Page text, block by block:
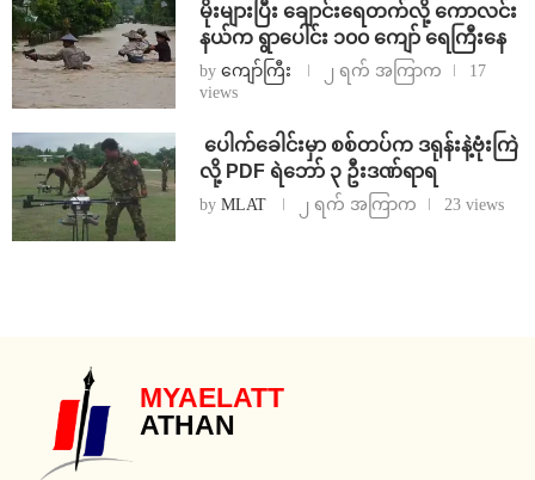
⁨မိုးများပြီး ချောင်းရေတက်လို့ ကောလင်း
နယ်က ရွာပေါင်း ၁၀၀ ကျော် ရေကြီးနေ
by ကျော်ကြီး ၂ ရက် အကြာက
17
views
⁩ ⁨ပေါက်ခေါင်းမှာ စစ်တပ်က ဒရုန်းနဲ့ဗုံးကြဲ
လို့ PDF ရဲဘော် ၃ ဦးဒဏ်ရာရ
by MLAT ၂ ရက် အကြာက 23 views
MYAELATT
ATHAN